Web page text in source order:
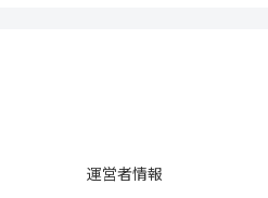
運営者情報